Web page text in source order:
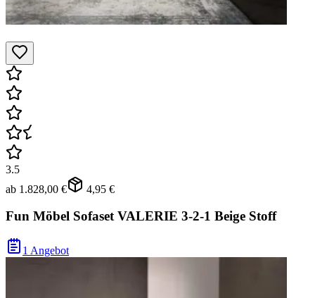
3.5
ab 1.828,00 € 4,95 €
Fun Möbel Sofaset VALERIE 3-2-1 Beige Stoff
1 Angebot